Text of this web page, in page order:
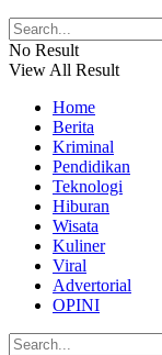
No Result
View All Result
Home
Berita
Kriminal
Pendidikan
Teknologi
Hiburan
Wisata
Kuliner
Viral
Advertorial
OPINI